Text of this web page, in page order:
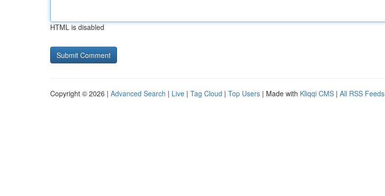
HTML is disabled
Copyright © 2026 | Advanced Search | Live | Tag Cloud | Top Users | Made with Kliqqi CMS | All RSS Feeds